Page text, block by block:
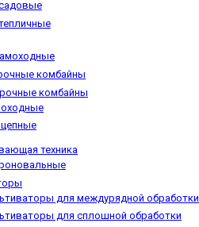
комбайны
комбайны
техника
для междурядной обработки
для сплошной обработки